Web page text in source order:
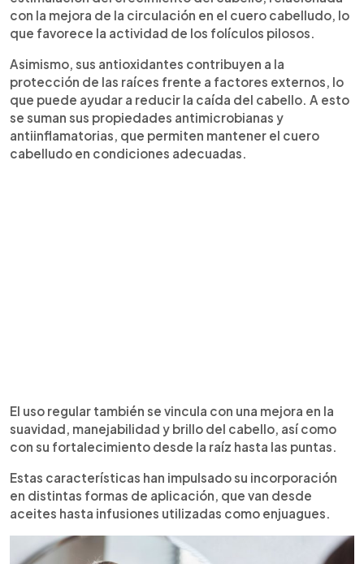
con la mejora de la circulación en el cuero cabelludo, lo
que favorece la actividad de los folículos pilosos.
Asimismo, sus antioxidantes contribuyen a la
protección de las raíces frente a factores externos, lo
que puede ayudar a reducir la caída del cabello. A esto
se suman sus propiedades antimicrobianas y
antiinflamatorias, que permiten mantener el cuero
cabelludo en condiciones adecuadas.
El uso regular también se vincula con una mejora en la
suavidad, manejabilidad y brillo del cabello, así como
con su fortalecimiento desde la raíz hasta las puntas.
Estas características han impulsado su incorporación
en distintas formas de aplicación, que van desde
aceites hasta infusiones utilizadas como enjuagues.